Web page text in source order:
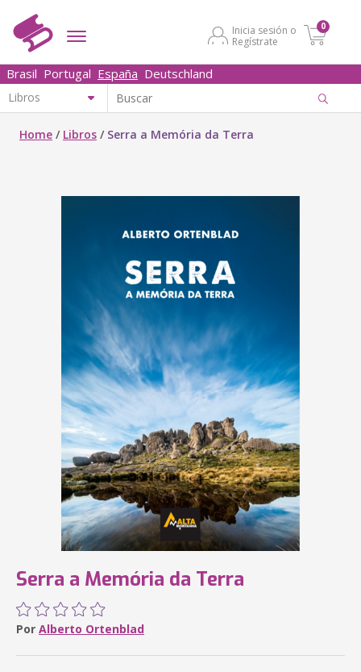
Inicia sesión o
Regístrate
0
Brasil Portugal España Deutschland
Home / Libros / Serra a Memória da Terra
Serra a Memória da Terra
Por Alberto Ortenblad